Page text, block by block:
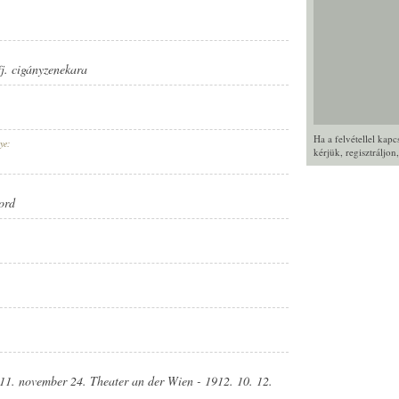
Ha a felvétellel
kérjük, regisztráljon
cigányzenekara
november 24. Theater an der Wien - 1912. 10. 12.